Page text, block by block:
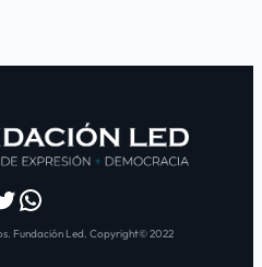
WhatsApp
Fundación Led. Copyright© 2022